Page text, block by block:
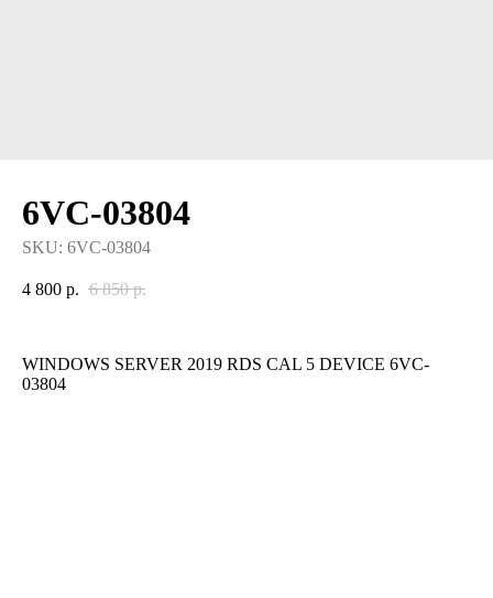
6VC-03804
SKU: 6VC-03804
4 800 р. 6 850 р.
WINDOWS SERVER 2019 RDS CAL 5 DEVICE 6VC-
03804